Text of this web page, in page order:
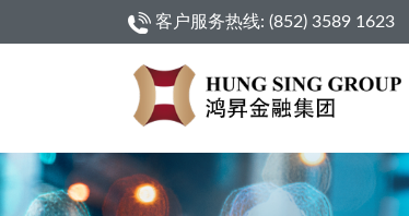
客户服务热线: (852) 3589 1623